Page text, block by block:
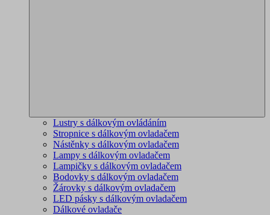
Lustry s dálkovým ovládáním
Stropnice s dálkovým ovladačem
Nástěnky s dálkovým ovladačem
Lampy s dálkovým ovladačem
Lampičky s dálkovým ovladačem
Bodovky s dálkovým ovladačem
Žárovky s dálkovým ovladačem
LED pásky s dálkovým ovladačem
Dálkové ovladače